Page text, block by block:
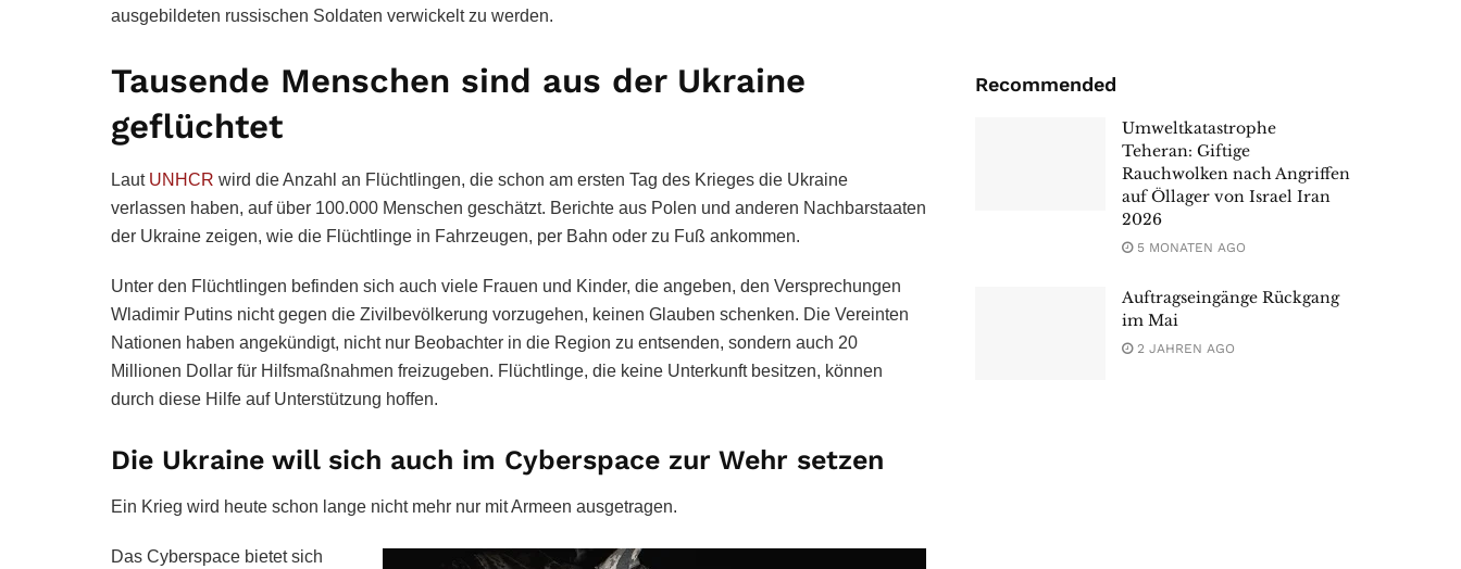
ausgebildeten russischen Soldaten verwickelt zu werden.
Tausende Menschen sind aus der Ukraine
geflüchtet
Laut UNHCR wird die Anzahl an Flüchtlingen, die schon am ersten Tag des Krieges die Ukraine
verlassen haben, auf über 100.000 Menschen geschätzt. Berichte aus Polen und anderen Nachbarstaaten
der Ukraine zeigen, wie die Flüchtlinge in Fahrzeugen, per Bahn oder zu Fuß ankommen.
Unter den Flüchtlingen befinden sich auch viele Frauen und Kinder, die angeben, den Versprechungen
Wladimir Putins nicht gegen die Zivilbevölkerung vorzugehen, keinen Glauben schenken. Die Vereinten
Nationen haben angekündigt, nicht nur Beobachter in die Region zu entsenden, sondern auch 20
Millionen Dollar für Hilfsmaßnahmen freizugeben. Flüchtlinge, die keine Unterkunft besitzen, können
durch diese Hilfe auf Unterstützung hoffen.
Die Ukraine will sich auch im Cyberspace zur Wehr setzen
Ein Krieg wird heute schon lange nicht mehr nur mit Armeen ausgetragen.
Das Cyberspace bietet sich
Recommended
Umweltkatastrophe
Teheran: Giftige
Rauchwolken nach Angriffen
auf Öllager von Israel Iran
2026
5 MONATEN AGO
Auftragseingänge Rückgang
im Mai
2 JAHREN AGO